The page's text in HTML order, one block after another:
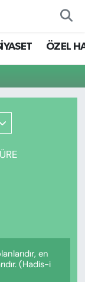
ÖZEL
en
(Hadis-i